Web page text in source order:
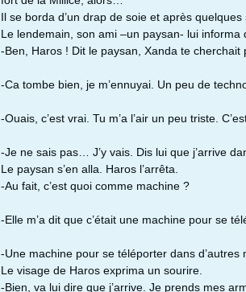
Il se borda d’un drap de soie et après quelques
Le lendemain, son ami –un paysan- lui informa
-Ben, Haros ! Dit le paysan, Xanda te
-Ca tombe bien, je m’ennuyai. Un peu de
-Ouais, c’est vrai. Tu m’a l’air un peu triste.
-Je ne sais pas… J’y vais. Dis lui que j’arrive
Le paysan s’en alla. Haros l’arrêta.
-Au fait, c’est quoi comme machine ?
-Elle m’a dit que c’était une machine pour se
-Une machine pour se téléporter dans d’autres
Le visage de Haros exprima un sourire.
-Bien, va lui dire que j’arrive. Je prends mes